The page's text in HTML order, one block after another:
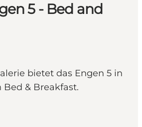
5 - Bed and
bietet das Engen 5 in
Bed & Breakfast.